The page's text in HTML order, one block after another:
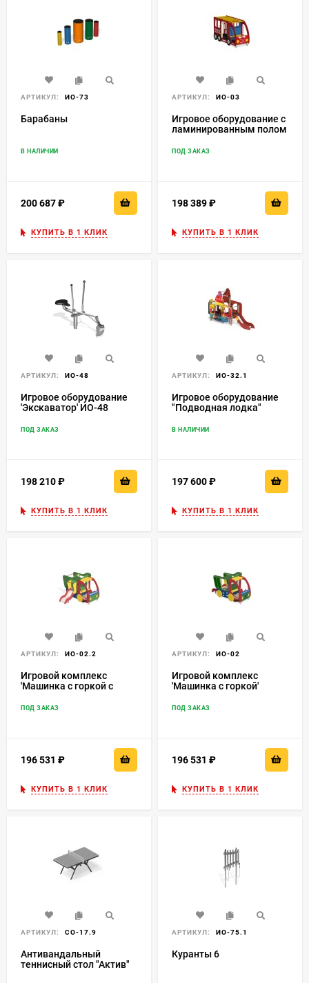
АРТИКУЛ: ИО-73
Барабаны
В НАЛИЧИИ
200 687
КУПИТЬ В 1 КЛИК
АРТИКУЛ: ИО-03
Игровое оборудование с
ламинированным полом
ИО-03
ПОД ЗАКАЗ
198 389
КУПИТЬ В 1 КЛИК
АРТИКУЛ: ИО-48
Игровое оборудование
'Экскаватор' ИО-48
ПОД ЗАКАЗ
198 210
КУПИТЬ В 1 КЛИК
АРТИКУЛ: ИО-32.1
Игровое оборудование
"Подводная лодка"
В НАЛИЧИИ
197 600
КУПИТЬ В 1 КЛИК
АРТИКУЛ: ИО-02.2
Игровой комплекс
'Машинка с горкой с
ПОД ЗАКАЗ
196 531
КУПИТЬ В 1 КЛИК
АРТИКУЛ: ИО-02
Игровой комплекс
'Машинка с горкой'
ПОД ЗАКАЗ
196 531
КУПИТЬ В 1 КЛИК
АРТИКУЛ: СО-17.9
Антивандальный
теннисный стол "Актив"
АРТИКУЛ: ИО-75.1
Куранты 6